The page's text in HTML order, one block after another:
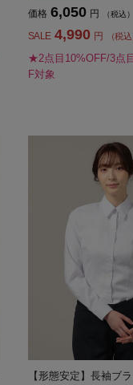
価格 6,050 円 （税込）
SALE 4,990 円 （税込
★2点目10%OFF/3点
F対象
【形態安定】長袖ブ